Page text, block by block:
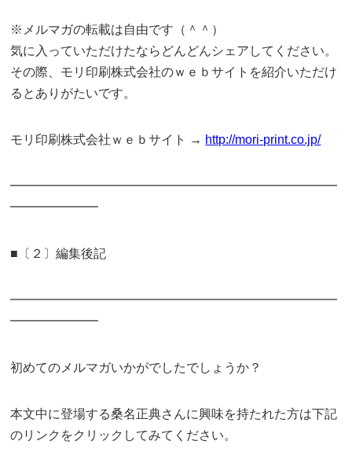
※メルマガの転載は自由です（＾＾）
気に入っていただけたならどんどんシェアしてください。
その際、モリ印刷株式会社のｗｅｂサイトを紹介いただけ
るとありがたいです。
モリ印刷株式会社ｗｅｂサイト → http://mori-print.co.jp/
━━━━━━━━━━━━━━━━━━━━━━━━━━
━━━━━━━
■〔２〕編集後記
━━━━━━━━━━━━━━━━━━━━━━━━━━
━━━━━━━
初めてのメルマガいかがでしたでしょうか？
本文中に登場する桑名正典さんに興味を持たれた方は下記
のリンクをクリックしてみてください。